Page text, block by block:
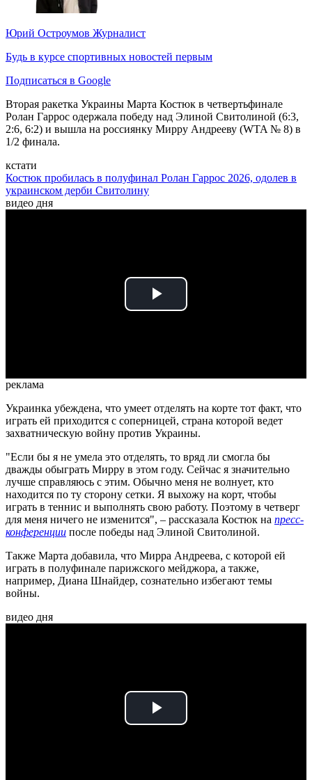
Юрий Остроумов Журналист
Будь в курсе спортивных новостей первым
Подписаться в Google
Вторая ракетка Украины Марта Костюк в четвертьфинале
Ролан Гаррос одержала победу над Элиной Свитолиной (6:3,
2:6, 6:2) и вышла на россиянку Мирру Андрееву (WTA № 8) в
1/2 финала.
кстати
Костюк пробилась в полуфинал Ролан Гаррос 2026, одолев в
украинском дерби Свитолину
видео дня
Play
реклама
Украинка убеждена, что умеет отделять на корте тот факт, что
играть ей приходится с соперницей, страна которой ведет
захватническую войну против Украины.
"Если бы я не умела это отделять, то вряд ли смогла бы
дважды обыграть Мирру в этом году. Сейчас я значительно
лучше справляюсь с этим. Обычно меня не волнует, кто
находится по ту сторону сетки. Я выхожу на корт, чтобы
играть в теннис и выполнять свою работу. Поэтому в четверг
для меня ничего не изменится", – рассказала Костюк на пресс-
конференции после победы над Элиной Свитолиной.
Также Марта добавила, что Мирра Андреева, с которой ей
играть в полуфинале парижского мейджора, а также,
например, Диана Шнайдер, сознательно избегают темы
войны.
видео дня
Play